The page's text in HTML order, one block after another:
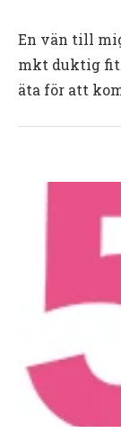
En vän till
mkt duktig
äta för att